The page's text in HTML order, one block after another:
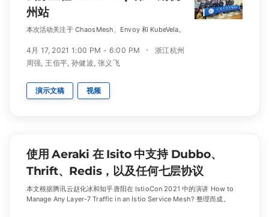
州站
本次活动关注于 ChaosMesh、Envoy 和 KubeVela。
4月 17, 2021 1:00 PM - 6:00 PM
浙江杭州
周强, 王佰平,孙健波, 张义飞
演示文稿 视频
使用 Aeraki 在 Isito 中支持 Dubbo、
Thrift、Redis，以及任何七层协议
本文根据腾讯云赵化冰和知乎唐阳在 IstioCon 2021 中的演讲 How to
Manage Any Layer-7 Traffic in an Istio Service Mesh? 整理而成。